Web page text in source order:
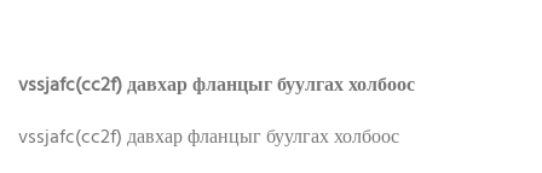
vssjafc(cc2f) давхар фланцыг буулгах холбоос
vssjafc(cc2f) давхар фланцыг буулгах холбоос